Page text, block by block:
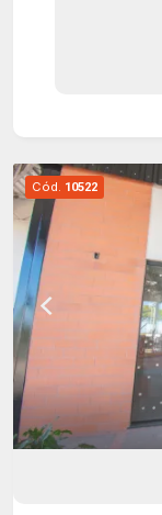
segmentos
visibilidade
Cód. 10522